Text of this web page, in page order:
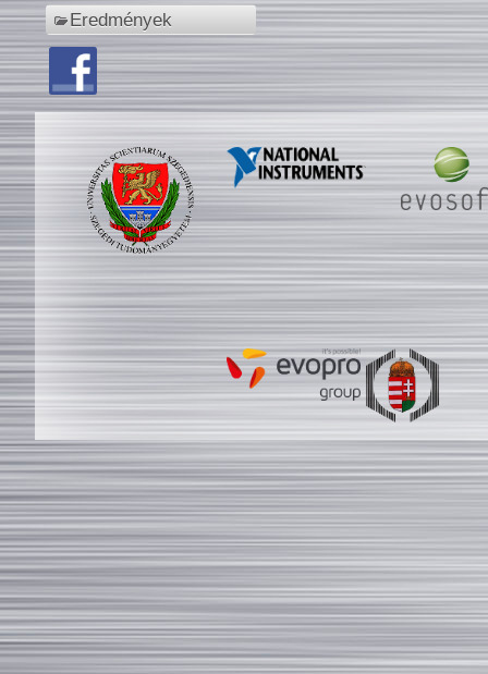
Eredmények